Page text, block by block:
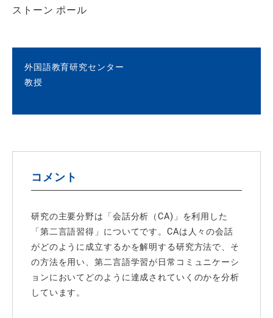
ストーン ポール
外国語教育研究センター
教授
コメント
研究の主要分野は「会話分析（CA)」を利用した
「第二言語習得」についてです。CAは人々の会話
がどのように成立するかを解明する研究方法で、そ
の方法を用い、第二言語学習が日常コミュニケーシ
ョンにおいてどのように達成されていくのかを分析
しています。